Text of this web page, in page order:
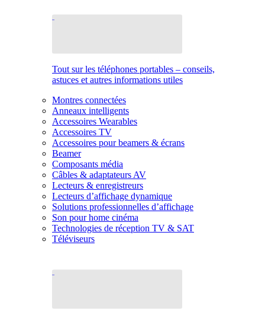
Tout sur les téléphones portables – conseils,
astuces et autres informations utiles
Montres connectées
Anneaux intelligents
Accessoires Wearables
Accessoires TV
Accessoires pour beamers & écrans
Beamer
Composants média
Câbles & adaptateurs AV
Lecteurs & enregistreurs
Lecteurs d’affichage dynamique
Solutions professionnelles d’affichage
Son pour home cinéma
Technologies de réception TV & SAT
Téléviseurs